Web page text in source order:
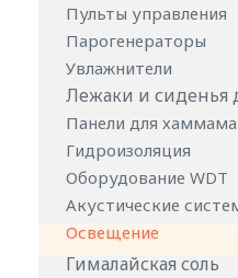
Пульты управления
Парогенераторы
Увлажнители
Лежаки и сиденья
Панели для хаммама
Гидроизоляция
Оборудование WDT
Акустические
Освещение
Гималайская соль